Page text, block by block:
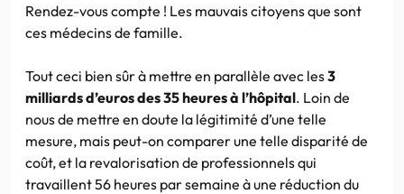
Rendez-vous compte ! Les mauvais citoyens que sont
ces médecins de famille.
Tout ceci bien sûr à mettre en parallèle avec les3
milliards d’euros des 35 heures à l’hôpital. Loin de
nous de mettre en doute la légitimité d’une telle
mesure, mais peut-on comparer une telle disparité de
coût, et la revalorisation de professionnels qui
travaillent 56 heures par semaine à une réduction du